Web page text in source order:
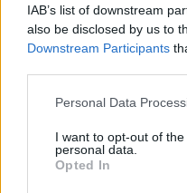
IAB’s list of downstream
also be disclosed by us to
Downstream Participants
Please note that this
not limited to your visit or
grant or deny consent to
use your data for below
Personal Data
I want to opt-out of
personal data.
Opted In
egy hatalmas lakása
körülmények között
aki egyben rokona is
"Lee" Miller a
haditudósítójaként
készült fotóval >klikk
csizmáján lévő
bemocskolja Hitler